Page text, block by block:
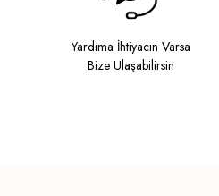
Yardıma İhtiyacın Varsa
Bize Ulaşabilirsin